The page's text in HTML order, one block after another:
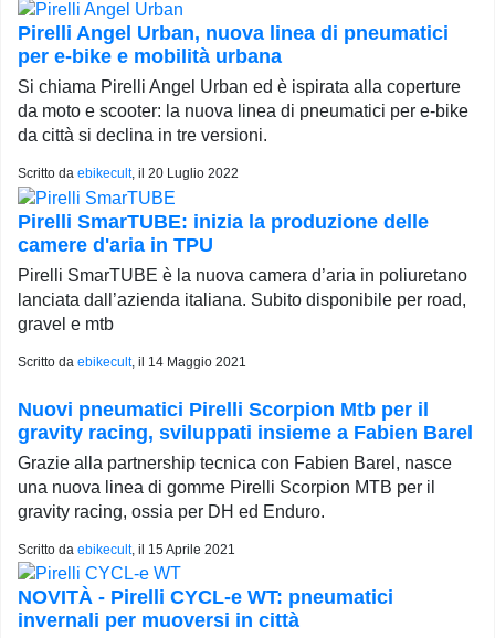
STAFF
DI
EBIKECULT
CONTATTI
PRIVACY
POLICY
Pirelli Angel Urban, nuova linea di pneumatici
per e-bike e mobilità urbana
Si chiama Pirelli Angel Urban ed è ispirata alla coperture
da moto e scooter: la nuova linea di pneumatici per e-bike
da città si declina in tre versioni.
Scritto da ebikecult, il 20 Luglio 2022
Pirelli SmarTUBE: inizia la produzione delle
camere d'aria in TPU
Pirelli SmarTUBE è la nuova camera d’aria in poliuretano
lanciata dall’azienda italiana. Subito disponibile per road,
gravel e mtb
Scritto da ebikecult, il 14 Maggio 2021
Nuovi pneumatici Pirelli Scorpion Mtb per il
gravity racing, sviluppati insieme a Fabien Barel
Grazie alla partnership tecnica con Fabien Barel, nasce
una nuova linea di gomme Pirelli Scorpion MTB per il
gravity racing, ossia per DH ed Enduro.
Scritto da ebikecult, il 15 Aprile 2021
NOVITÀ - Pirelli CYCL-e WT: pneumatici
invernali per muoversi in città